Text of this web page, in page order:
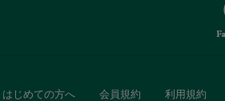
はじめての方へ 会員規約 利用規約